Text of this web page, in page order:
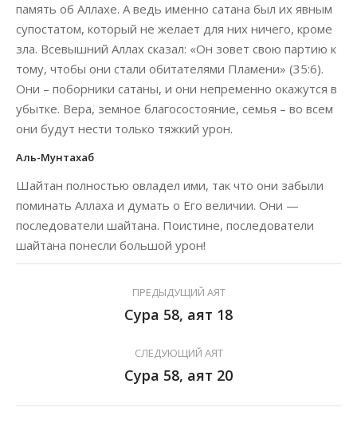
память об Аллахе. А ведь именно сатана был их явным
супостатом, который не желает для них ничего, кроме
зла. Всевышний Аллах сказал: «Он зовет свою партию к
тому, чтобы они стали обитателями Пламени» (35:6).
Они – поборники сатаны, и они непременно окажутся в
убытке. Вера, земное благосостояние, семья – во всем
они будут нести только тяжкий урон.
Аль-Мунтахаб
Шайтан полностью овладел ими, так что они забыли
поминать Аллаха и думать о Его величии. Они —
последователи шайтана. Поистине, последователи
шайтана понесли большой урон!
ПРЕДЫДУЩИЙ АЯТ
Сура 58, аят 18
СЛЕДУЮЩИЙ АЯТ
Сура 58, аят 20